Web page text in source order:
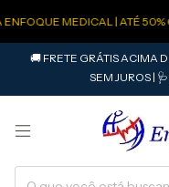
MEDICAL | ATÉ 50%
🚚 FRETE GRÁTIS ACIMA
SEM JUROS |